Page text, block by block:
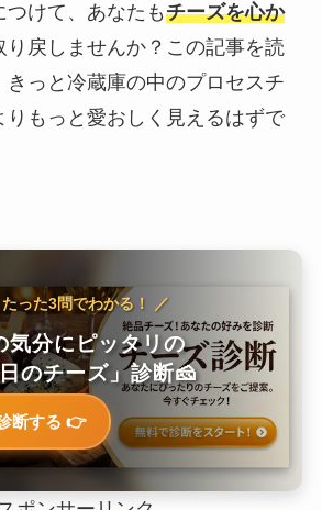
けて、あなたもチーズを心か
り戻しませんか？この記事を読
きっと冷蔵庫の中のプロセスチ
りもっと愛おしく見えるはずで
った3問でわかる！ ／
気分にピッタリの
のチーズ」診断🧀
断する 👉